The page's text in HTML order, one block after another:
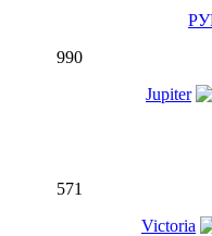
990
Jupiter
571
Victoria